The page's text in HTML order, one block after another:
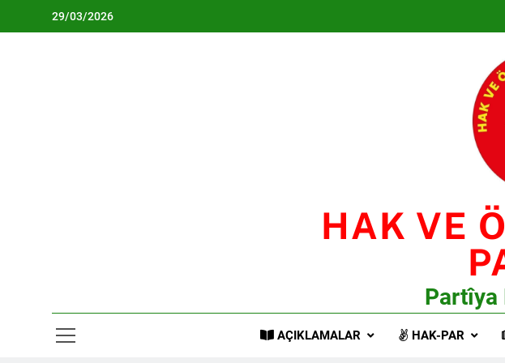
29/03/2026
HAK VE
Partîya
AÇIKLAMALAR HAK-PAR